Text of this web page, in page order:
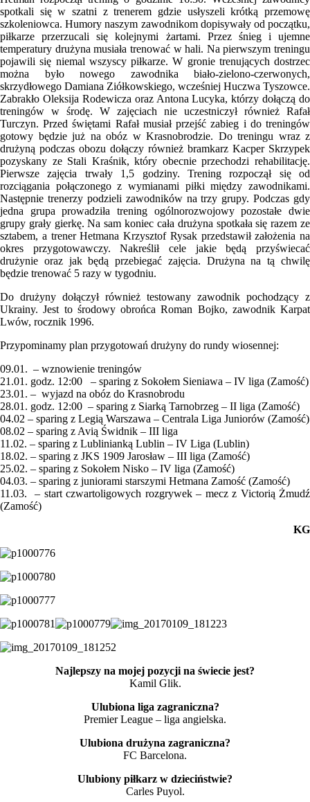
spotkali się w szatni z trenerem gdzie usłyszeli krótką przemowę
szkoleniowca. Humory naszym zawodnikom dopisywały od początku,
piłkarze przerzucali się kolejnymi żartami. Przez śnieg i ujemne
temperatury drużyna musiała trenować w hali. Na pierwszym treningu
pojawili się niemal wszyscy piłkarze. W gronie trenujących dostrzec
można było nowego zawodnika biało-zielono-czerwonych,
skrzydłowego Damiana Ziółkowskiego, wcześniej Huczwa Tyszowce.
Zabrakło Oleksija Rodewicza oraz Antona Lucyka, którzy dołączą do
treningów w środę. W zajęciach nie uczestniczył również Rafał
Turczyn. Przed świętami Rafał musiał przejść zabieg i do treningów
gotowy będzie już na obóz w Krasnobrodzie. Do treningu wraz z
drużyną podczas obozu dołączy również bramkarz Kacper Skrzypek
pozyskany ze Stali Kraśnik, który obecnie przechodzi rehabilitację.
Pierwsze zajęcia trwały 1,5 godziny. Trening rozpoczął się od
rozciągania połączonego z wymianami piłki między zawodnikami.
Następnie trenerzy podzieli zawodników na trzy grupy. Podczas gdy
jedna grupa prowadziła trening ogólnorozwojowy pozostałe dwie
grupy grały gierkę. Na sam koniec cała drużyna spotkała się razem ze
sztabem, a trener Hetmana Krzysztof Rysak przedstawił założenia na
okres przygotowawczy. Nakreślił cele jakie będą przyświecać
drużynie oraz jak będą przebiegać zajęcia. Drużyna na tą chwilę
będzie trenować 5 razy w tygodniu.
Do drużyny dołączył również testowany zawodnik pochodzący z
Ukrainy. Jest to środowy obrońca Roman Bojko, zawodnik Karpat
Lwów, rocznik 1996.
Przypominamy plan przygotowań drużyny do rundy wiosennej:
09.01. – wznowienie treningów
21.01. godz. 12:00 – sparing z Sokołem Sieniawa – IV liga (Zamość)
23.01. – wyjazd na obóz do Krasnobrodu
28.01. godz. 12:00 – sparing z Siarką Tarnobrzeg – II liga (Zamość)
04.02 – sparing z Legią Warszawa – Centrala Liga Juniorów (Zamość)
08.02 – sparing z Avią Świdnik – III liga
11.02. – sparing z Lublinianką Lublin – IV Liga (Lublin)
18.02. – sparing z JKS 1909 Jarosław – III liga (Zamość)
25.02. – sparing z Sokołem Nisko – IV liga (Zamość)
04.03. – sparing z juniorami starszymi Hetmana Zamość (Zamość)
11.03. – start czwartoligowych rozgrywek – mecz z Victorią Żmudź
(Zamość)
KG
Najlepszy na mojej pozycji na świecie jest?
Kamil Glik.
Ulubiona liga zagraniczna?
Premier League – liga angielska.
Ulubiona drużyna zagraniczna?
FC Barcelona.
Ulubiony piłkarz w dzieciństwie?
Carles Puyol.